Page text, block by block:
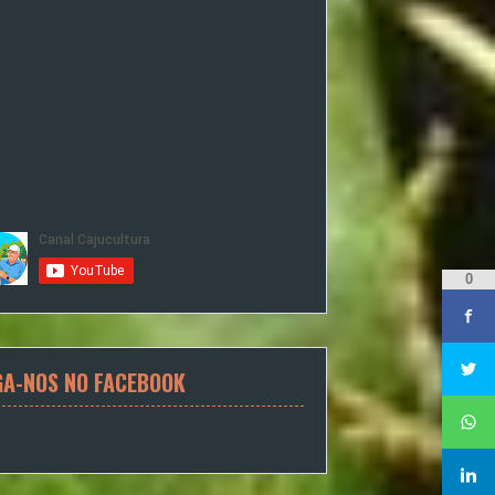
NOS NO FACEBOOK
0